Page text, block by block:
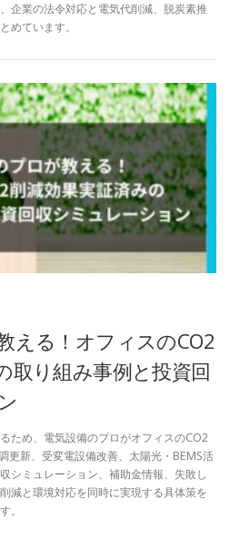
企業の法令対応と電気代削減、脱炭素推
めています。
える！オフィスのCO2
取り組み事例と投資回
ため、電気設備のプロがオフィスのCO2
更新、受変電設備改善、太陽光・BEMS活
シミュレーション、補助金情報、失敗し
減と環境対応を同時に実現する具体策を
。